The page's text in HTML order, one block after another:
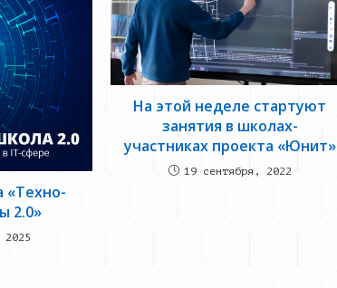
«Техно-
2.0»
2025
На этой неделе стартуют
занятия в школах-
участниках проекта «Юнит»
19 сентября, 2022